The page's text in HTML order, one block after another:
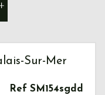
Sur-Mer
Ref SM154sgdd